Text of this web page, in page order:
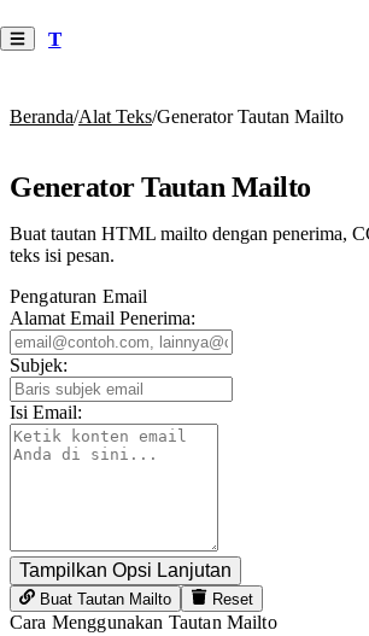
T
Beranda/Alat Teks/Generator Tautan Mailto
Generator Tautan Mailto
Buat tautan HTML mailto dengan penerima,
teks isi pesan.
Pengaturan Email
Alamat Email Penerima:
Subjek:
Isi Email:
Tampilkan Opsi Lanjutan
Buat Tautan Mailto Reset
Cara Menggunakan Tautan Mailto